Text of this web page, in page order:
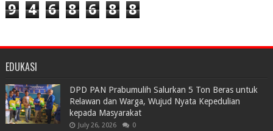
9 4 6 8 6 8 8
EDUKASI
DPD PAN Prabumulih Salurkan 5 Ton Beras untuk
Relawan dan Warga, Wujud Nyata Kepedulian
kepada Masyarakat
July 26, 2026 0